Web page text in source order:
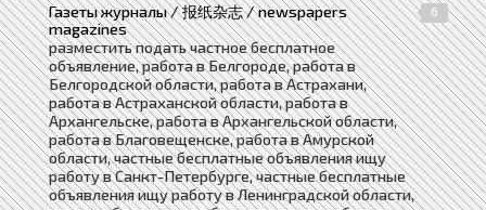
Газеты журналы / 报纸杂志 / newspapers
magazines
6
разместить подать частное бесплатное
объявление, работа в Белгороде, работа в
Белгородской области, работа в Астрахани,
работа в Астраханской области, работа в
Архангельске, работа в Архангельской области,
работа в Благовещенске, работа в Амурской
области, частные бесплатные объявления ищу
работу в Санкт-Петербурге, частные бесплатные
объявления ищу работу в Ленинградской области,